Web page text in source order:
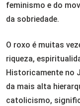
feminismo e do
da sobriedade.
O roxo é muitas
riqueza,
Historicamente no
da mais alta
catolicismo,